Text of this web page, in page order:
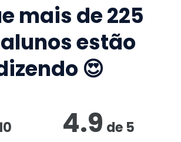
mais de225
alunos estão
😍
4.9 de 5